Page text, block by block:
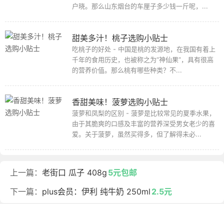
户晓。那么山东烟台的车厘子多少钱一斤呢，...
甜美多汁！桃子选购小贴士
吃桃子的好处 - 中国是桃的发源地，在我国有着上
千年的食用历史，也被称之为“神仙果”，具有很高
的营养价值。那么桃有哪些种类？不...
香甜美味！菠萝选购小贴士
菠萝和凤梨的区别 - 菠萝是比较常见的夏季水果，
由于其脆爽的口感及丰富的营养深受男女老少的喜
爱。关于菠萝，虽然买得多，但了解得未必...
上一篇： 老街口 瓜子 408g 5元包邮
下一篇： plus会员：伊利 纯牛奶 250ml 2.5元